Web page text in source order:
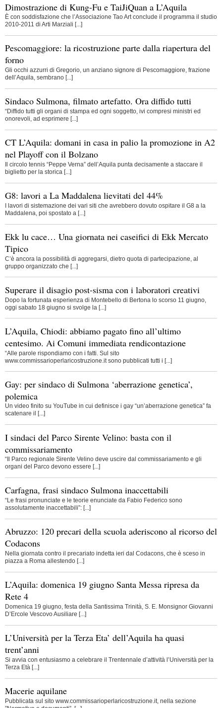
Dimostrazione di Kung-Fu e TaiJiQuan a L’Aquila
È con soddisfazione che l’Associazione Tao Art conclude il programma il studio
2010-2011 di Arti Marziali [...]
Pescomaggiore: la ricostruzione parte dalla riapertura del
forno
Gli occhi azzurri di Gregorio, un anziano signore di Pescomaggiore, frazione
dell’Aquila, sembrano [...]
Sindaco Sulmona, filmato artefatto. Ora diffido tutti
“Diffido tutti gli organi di stampa ed ogni soggetto, ivi compresi ministri ed
onorevoli, ad esprimere [...]
CT L’Aquila: domani in casa in palio la promozione in A2
nel Playoff con il Bolzano
Il circolo tennis “Peppe Verna” dell’Aquila punta decisamente a staccare il
biglietto per la storica [...]
G8: lavori a La Maddalena lievitati del 44%
I lavori di sistemazione dei vari siti che avrebbero dovuto ospitare il G8 a la
Maddalena, poi spostato a [...]
Ekk lu cace… Una giornata nei caseifici di Ekk Mercato
Tipico
C’è ancora la possibilità di aggregarsi, dietro quota di partecipazione, al
gruppo organizzato che [...]
Superare il disagio post-sisma con i laboratori creativi
Dopo la fortunata esperienza di Montebello di Bertona lo scorso 11 giugno,
oggi sabato 18 giugno si svolge la [...]
L’Aquila, Chiodi: abbiamo pagato fino all’ultimo
centesimo. Ai Comuni immediata rendicontazione
“Alle parole rispondiamo con i fatti. Sul sito
www.commissarioperlaricostruzione.it sono pubblicati tutti i [...]
Gay: per sindaco di Sulmona ‘aberrazione genetica’,
polemica
Un video finito su YouTube in cui definisce i gay “un’aberrazione genetica” fa
scatenare il [...]
I sindaci del Parco Sirente Velino: basta con il
commissariamento
“Il Parco regionale Sirente Velino deve uscire dal commissariamento e gli
organi del Parco devono essere [...]
Carfagna, frasi sindaco Sulmona inaccettabili
“Le frasi pronunciate e le teorie enunciate da Fabio Federico sono
assolutamente inaccettabili”: [...]
Abruzzo: 120 precari della scuola aderiscono al ricorso del
Codacons
Nella giornata contro il precariato indetta ieri dal Codacons, che è sceso in
piazza a Roma allestendo [...]
L’Aquila: domenica 19 giugno Santa Messa ripresa da
Rete 4
Domenica 19 giugno, festa della Santissima Trinità, S. E. Monsignor Giovanni
D’Ercole Vescovo Ausiliare [...]
L’Università per la Terza Eta’ dell’Aquila ha quasi
trent’anni
Si avvia con entusiasmo a celebrare il Trentennale d’attività l’Università per la
Terza Età [...]
Macerie aquilane
Pubblicata sul sito www.commissarioperlaricostruzione.it, nella sezione